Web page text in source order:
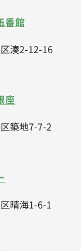
番館
湊2-12-16
座
築地7-7-2
晴海1-6-1